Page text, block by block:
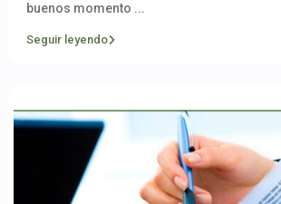
buenos momento ...
Seguir leyendo